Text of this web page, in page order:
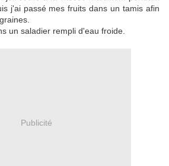
j'ai passé mes fruits dans un tamis afin
un saladier rempli d'eau froide.
Publicité